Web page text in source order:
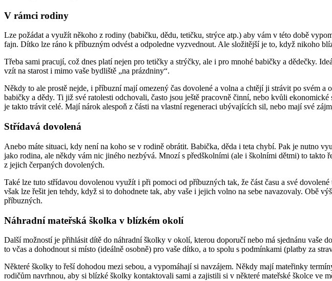
V rámci rodiny
Lze požádat a využít někoho z rodiny (babičku, dědu, tetičku, strýce atp.) aby vám v této době
fajn. Dítko lze ráno k příbuzným odvést a odpoledne vyzvednout. Ale složitější je to, když nikoho
Třeba sami pracují, což dnes platí nejen pro tetičky a strýčky, ale i pro mnohé babičky a dědečky.
vzít na starost i mimo vaše bydliště „na prázdniny“.
Někdy to ale prostě nejde, i příbuzní mají omezený čas dovolené a volna a chtějí ji strávit po svém
babičky a dědy. Ti již své ratolesti odchovali, často jsou ještě pracovně činní, nebo kvůli
je takto trávit celé. Mají nárok alespoň z části na vlastní regeneraci ubývajících sil, nebo mají své
Střídavá dovolená
Anebo máte situaci, kdy není na koho se v rodině obrátit. Babička, děda i teta chybí. Pak je nutno
jako rodina, ale někdy vám nic jiného nezbývá. Mnozí s předškolními (ale i školními dětmi) to takto
z jejich čerpaných dovolených.
Také lze tuto střídavou dovolenou využít i při pomoci od příbuzných tak, že část času a své
však lze řešit jen tehdy, když si to dohodnete tak, aby vaše i jejich volno na sebe navazovaly. Obě
příbuzných.
Náhradní mateřská školka v blízkém okolí
Další možností je přihlásit dítě do náhradní školky v okolí, kterou doporučí nebo má sjednánu vaše
to včas a dohodnout si místo (ideálně osobně) pro vaše dítko, a to spolu s podmínkami (platby za
Některé školky to řeší dohodou mezi sebou, a vypomáhají si navzájem. Někdy mají mateřinky
rodičům navrhnou, aby si blízké školky kontaktovali sami a zajistili si v některé mateřské školce ve